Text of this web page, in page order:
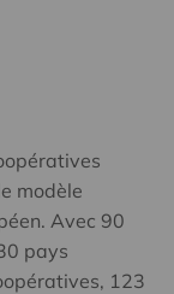
modèle
Avec 90
pays
123